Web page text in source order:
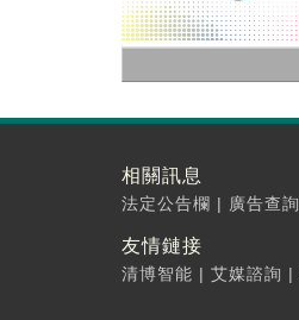
相關訊息
法定公告欄 | 廣告查詢
友情鏈接
清博智能 | 艾媒諮詢 |